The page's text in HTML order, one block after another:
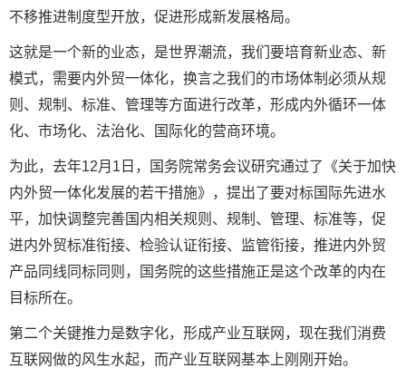
不移推进制度型开放，促进形成新发展格局。
这就是一个新的业态，是世界潮流，我们要培育新业态、新
模式，需要内外贸一体化，换言之我们的市场体制必须从规
则、规制、标准、管理等方面进行改革，形成内外循环一体
化、市场化、法治化、国际化的营商环境。
为此，去年12月1日，国务院常务会议研究通过了《关于加快
内外贸一体化发展的若干措施》，提出了要对标国际先进水
平，加快调整完善国内相关规则、规制、管理、标准等，促
进内外贸标准衔接、检验认证衔接、监管衔接，推进内外贸
产品同线同标同则，国务院的这些措施正是这个改革的内在
目标所在。
第二个关键推力是数字化，形成产业互联网，现在我们消费
互联网做的风生水起，而产业互联网基本上刚刚开始。